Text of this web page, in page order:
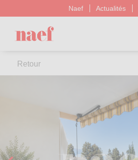
Naef Actualités
Retour